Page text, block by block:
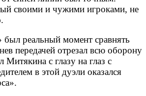
своими и чужими игроками, не
реальный момент сравнять
передачей отрезал всю оборону
Митякина с глазу на глаз с
в этой дуэли оказался